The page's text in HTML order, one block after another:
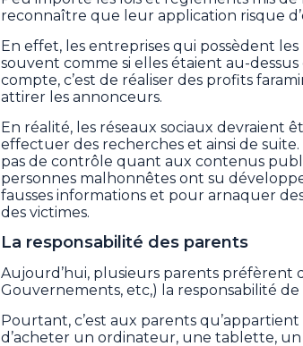
reconnaître que leur application risque
En effet, les entreprises qui possèdent
souvent comme si elles étaient au-dessus
compte, c’est de réaliser des profits
attirer les annonceurs.
En réalité, les réseaux sociaux devraient
effectuer des recherches et ainsi de
pas de contrôle quant aux contenus
personnes malhonnêtes ont su
fausses informations et pour arnaquer
des victimes.
La responsabilité des parents
Aujourd’hui, plusieurs parents préfèrent
Gouvernements, etc,) la responsabilité
Pourtant, c’est aux parents
d’acheter un ordinateur, une tablette,